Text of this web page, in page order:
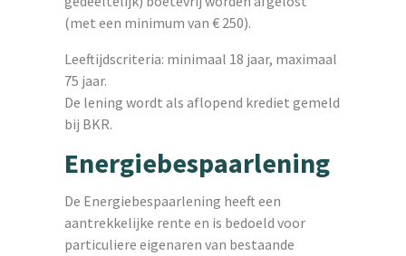
(met een minimum van € 250).
Leeftijdscriteria: minimaal 18 jaar, maximaal
75 jaar.
De lening wordt als aflopend krediet gemeld
bij BKR.
Energiebespaarlening
De Energiebespaarlening heeft een
aantrekkelijke rente en is bedoeld voor
particuliere eigenaren van bestaande